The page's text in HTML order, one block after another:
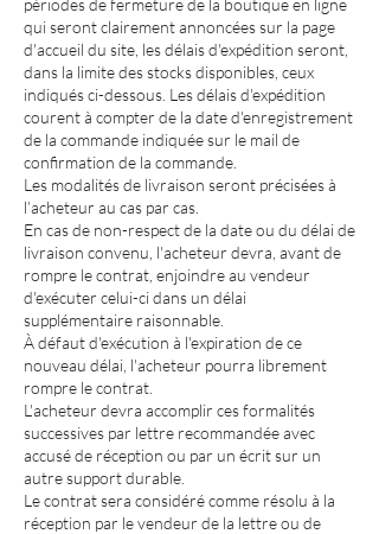
périodes de fermeture de la boutique en ligne
qui seront clairement annoncées sur la page
d'accueil du site, les délais d'expédition seront,
dans la limite des stocks disponibles, ceux
indiqués ci-dessous. Les délais d'expédition
courent à compter de la date d'enregistrement
de la commande indiquée sur le mail de
confirmation de la commande.
Les modalités de livraison seront précisées à
l’acheteur au cas par cas.
En cas de non-respect de la date ou du délai de
livraison convenu, l'acheteur devra, avant de
rompre le contrat, enjoindre au vendeur
d'exécuter celui-ci dans un délai
supplémentaire raisonnable.
À défaut d'exécution à l'expiration de ce
nouveau délai, l'acheteur pourra librement
rompre le contrat.
L'acheteur devra accomplir ces formalités
successives par lettre recommandée avec
accusé de réception ou par un écrit sur un
autre support durable.
Le contrat sera considéré comme résolu à la
réception par le vendeur de la lettre ou de